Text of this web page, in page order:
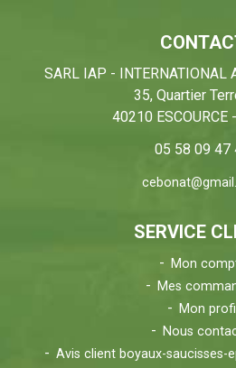
SARL IAP - INTERNATIONAL
35, Quartier
40210 ESCOURCE
05 58 09 47
SERVICE
Mon
Mes
Mon profil
Nous
Avis client boyaux-saucisses-